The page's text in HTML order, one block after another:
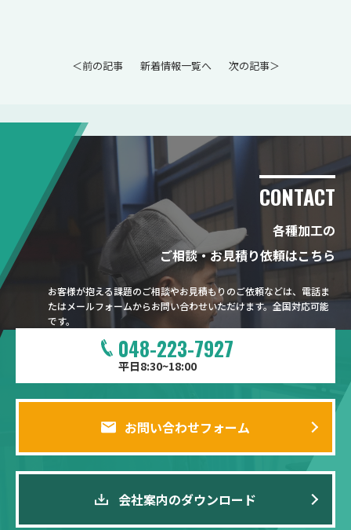
＜前の記事 新着情報一覧へ 次の記事＞
CONTACT
各種加工の
ご相談・お見積り依頼はこちら
お客様が抱える課題のご相談やお見積もりのご依頼などは、電話ま
たはメールフォームからお問い合わせいただけます。全国対応可能
です。
048-223-7927
平日8:30~18:00
お問い合わせフォーム
会社案内のダウンロード